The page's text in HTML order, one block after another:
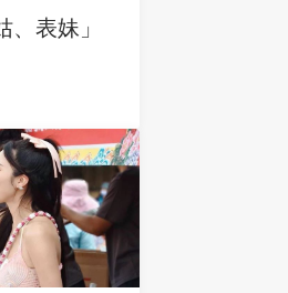
、表妹」